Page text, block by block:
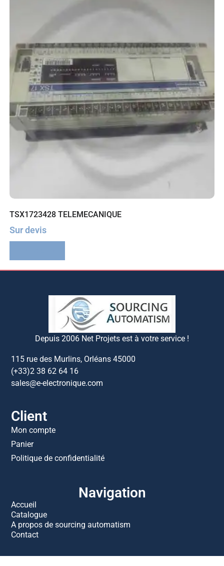
TSX1723428 TELEMECANIQUE
Sur devis
Depuis 2006 Net Projets est à votre service !
115 rue des Murlins, Orléans 45000
(+33)2 38 62 64 16
sales@e-electronique.com
Client
Mon compte
Panier
Politique de confidentialité
Navigation
Accueil
Catalogue
A propos de sourcing automatism
Contact